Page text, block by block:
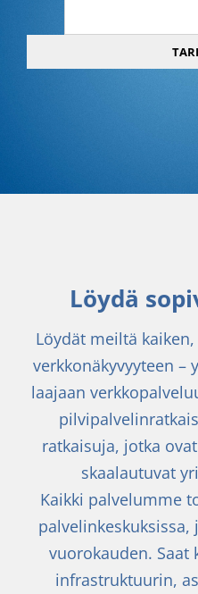
Löydä
Löydät meiltä
verkkonäkyvyyteen –
laajaan
ratkaisuja, jotka
skaalautuvat
Kaikki palvelumme
vuorokauden. Saat
infrastruktuurin,